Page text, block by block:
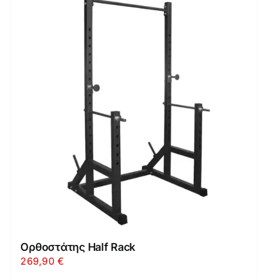
Ορθοστάτης Half Rack
269,90€